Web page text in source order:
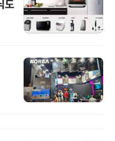
도